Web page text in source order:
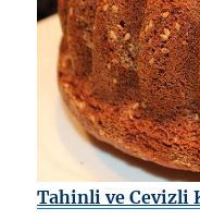
Tahinli ve Cevizli